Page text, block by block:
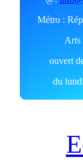
Métro :
Arts
ouvert
du